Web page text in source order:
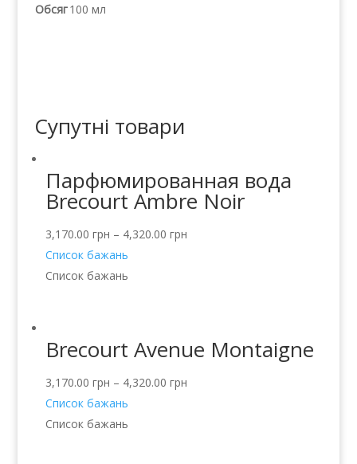
Обсяг100 мл
Супутні товари
Парфюмированная вода
Brecourt Ambre Noir
3,170.00 грн – 4,320.00 грн
Список бажань
Список бажань
Brecourt Avenue Montaigne
3,170.00 грн – 4,320.00 грн
Список бажань
Список бажань